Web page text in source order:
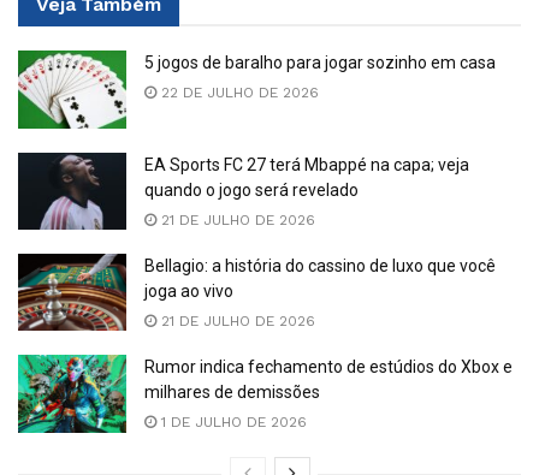
Veja Também
5 jogos de baralho para jogar sozinho em casa
22 DE JULHO DE 2026
EA Sports FC 27 terá Mbappé na capa; veja
quando o jogo será revelado
21 DE JULHO DE 2026
Bellagio: a história do cassino de luxo que você
joga ao vivo
21 DE JULHO DE 2026
Rumor indica fechamento de estúdios do Xbox e
milhares de demissões
1 DE JULHO DE 2026